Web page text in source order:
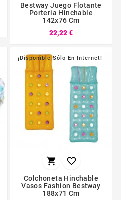
Bestway Juego Flotante
Porteria Hinchable
142x76 Cm
22,22 €
¡Disponible Sólo En Internet!
 
Colchoneta Hinchable
Vasos Fashion Bestway
188x71 Cm